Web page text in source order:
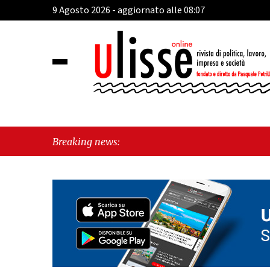
9 Agosto 2026 - aggiornato alle 08:07
Breaking news: